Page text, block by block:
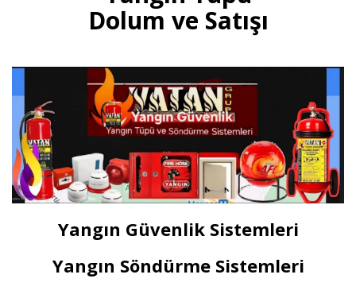
fabrikalar için beam (ışın) tipi
yangın dedektörü satış ve
Devamını Oku
Bursa Otomatik Gazlı Söndürme
ve Mühendislik Sistemleri
Bursa FM200, Novec 1230
otomatik gazlı söndürme, pano
endüstriyel mutfak davlumbaz
montaj ve tüp dolumu.
Dolum ve Satışı
Yangın Güvenlik Sistemleri
Yangın Söndürme Sistemleri